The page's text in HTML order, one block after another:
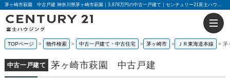
茅ヶ崎市萩園 中古戸建 神奈川県茅ヶ崎市萩園｜3,878万円の中古一戸建て｜センチュリー21富士ハウジング
TOPページ 物件検索 中古一戸建て・中古住宅 茅ヶ崎市 ＪＲ東海道本線 茅
中古一戸建て 茅ヶ崎市萩園 中古戸建